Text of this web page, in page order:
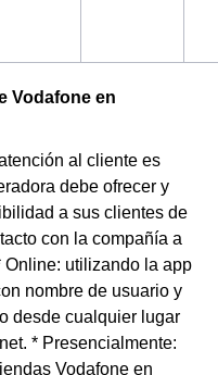
Vodafone en
al cliente es
debe ofrecer y
a sus clientes de
con la compañía a
Online: utilizando la app
nombre de usuario y
desde cualquier lugar
* Presencialmente:
Vodafone en